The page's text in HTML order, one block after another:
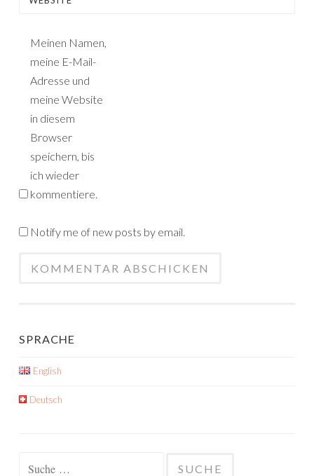
Meinen Namen,
meine E-Mail-
Adresse und
meine Website
in diesem
Browser
speichern, bis
ich wieder
kommentiere.
Notify me of new posts by email.
SPRACHE
English
Deutsch